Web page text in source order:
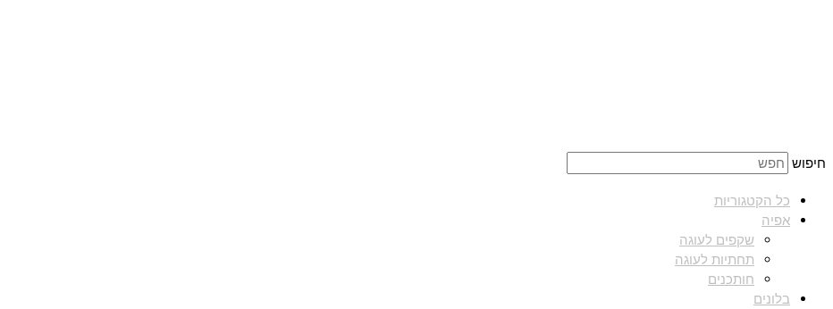
חיפוש
כל הקטגוריות
אפיה
שקפים לעוגה
תחתיות לעוגה
חותכנים
בלונים